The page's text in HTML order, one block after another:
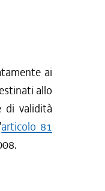
ai
allo
di validità
articolo 81